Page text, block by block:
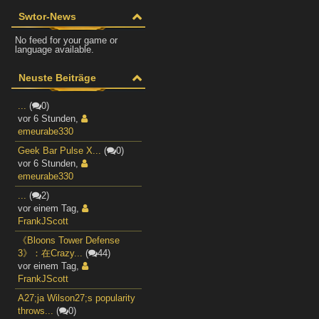
Swtor-News
No feed for your game or
language available.
Neuste Beiträge
... (
0)
vor 6 Stunden,
emeurabe330
Geek Bar Pulse X... (
0)
vor 6 Stunden,
emeurabe330
... (
2)
vor einem Tag,
FrankJScott
《Bloons Tower Defense
3》：在Crazy... (
44)
vor einem Tag,
FrankJScott
A27;ja Wilson27;s popularity
throws... (
0)